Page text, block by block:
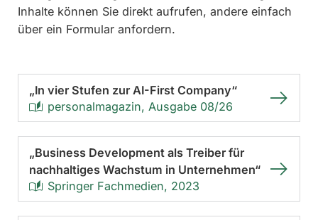
Inhalte können Sie direkt aufrufen, andere einfach
über ein Formular anfordern.
„In vier Stufen zur AI-First Company“
personalmagazin, Ausgabe 08/26
„Business Development als Treiber für
nachhaltiges Wachstum in Unternehmen“
Springer Fachmedien, 2023